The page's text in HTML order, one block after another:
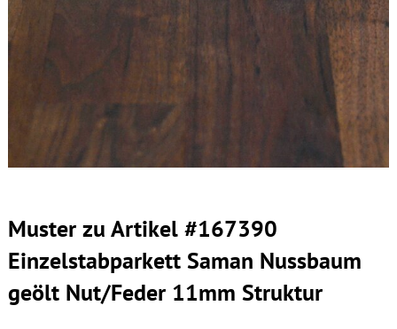
Muster zu Artikel #167390
Einzelstabparkett Saman Nussbaum
geölt Nut/Feder 11mm Struktur